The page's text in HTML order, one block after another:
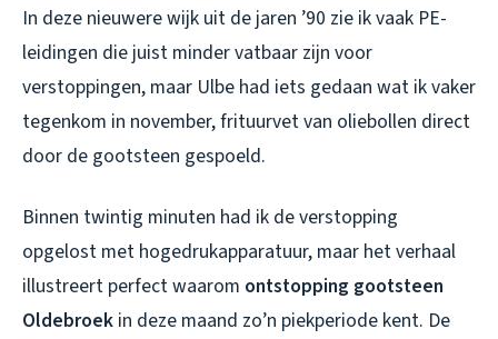
In deze nieuwere wijk uit de jaren ’90 zie ik vaak PE-
leidingen die juist minder vatbaar zijn voor
verstoppingen, maar Ulbe had iets gedaan wat ik vaker
tegenkom in november, frituurvet van oliebollen direct
door de gootsteen gespoeld.
Binnen twintig minuten had ik de verstopping
opgelost met hogedrukapparatuur, maar het verhaal
illustreert perfect waarom ontstopping gootsteen
Oldebroek in deze maand zo’n piekperiode kent. De